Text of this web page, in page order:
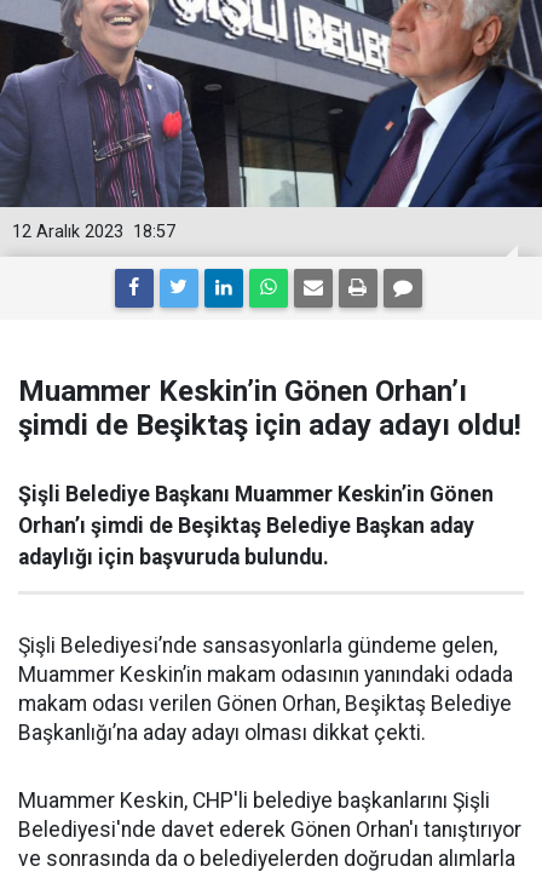
18:57
12 Aralık 2023
Muammer Keskin’in Gönen Orhan’ı
şimdi de Beşiktaş için aday adayı oldu!
Şişli Belediye Başkanı Muammer Keskin’in Gönen
Orhan’ı şimdi de Beşiktaş Belediye Başkan aday
adaylığı için başvuruda bulundu.
Şişli Belediyesi’nde sansasyonlarla gündeme gelen,
Muammer Keskin’in makam odasının yanındaki odada
makam odası verilen Gönen Orhan, Beşiktaş Belediye
Başkanlığı’na aday adayı olması dikkat çekti.
Muammer Keskin, CHP'li belediye başkanlarını Şişli
Belediyesi'nde davet ederek Gönen Orhan'ı tanıştırıyor
ve sonrasında da o belediyelerden doğrudan alımlarla